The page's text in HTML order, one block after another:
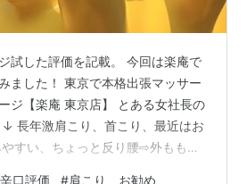
試した評価を記載。 今回は楽庵で
ました！ 東京で本格出張マッサー
ジ【楽庵 東京店】 とある女社長の
長年激肩こり、首こり、最近はお
すい、ちょっと反り腰⇨外ももこ
辛口評価 #肩こり お勧め